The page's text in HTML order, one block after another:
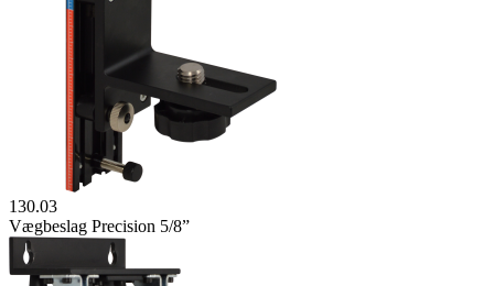
130.03
Vægbeslag Precision 5/8”